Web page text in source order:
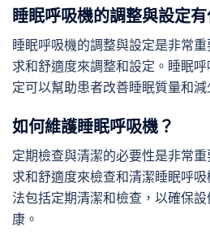
睡眠呼吸機的調整與設定
睡眠呼吸機的調整與設定是非常
求和舒適度來調整和設定。睡眠
定可以幫助患者改善睡眠質量和減
如何維護睡眠呼吸機？
定期檢查與清潔的必要性是非常
求和舒適度來檢查和清潔睡眠呼
法包括定期清潔和檢查，以確保
康。